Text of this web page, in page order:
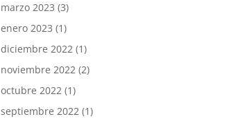
marzo 2023 (3)
enero 2023 (1)
diciembre 2022 (1)
noviembre 2022 (2)
octubre 2022 (1)
septiembre 2022 (1)